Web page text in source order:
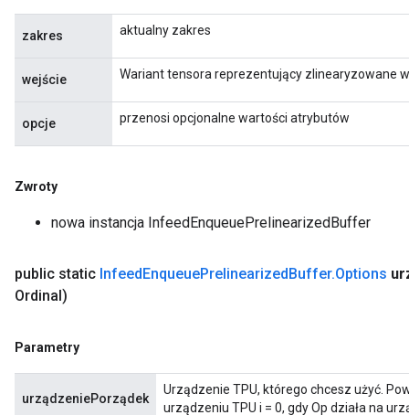
zakres aktualny zakres
wejście Wariant tensora reprezentujący zlinearyzowane
opcje przenosi opcjonalne wartości atrybutów
Zwroty
nowa instancja InfeedEnqueuePrelinearizedBuffer
public static InfeedEnqueuePrelinearizedBuffer.Options
Ordinal)
Parametry
urządzeniePorządek
Urządzenie TPU, którego chcesz użyć.
urządzeniu TPU i = 0, gdy Op działa na